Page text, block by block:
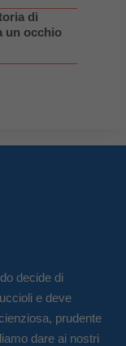
di
un occhio
decide di
e deve
prudente
dare ai nostri